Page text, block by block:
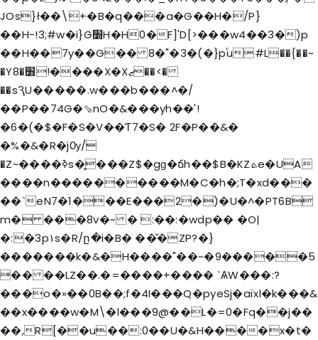
JOs}ł��\+�B�q���a�G��H�/P}
��H-!3;#w�i}G׽H�H0�F]'D[>���w4��3�)p
��H��7y��G�� 8�"�3�(�}p֕u#L��{��~
�Y8�׽!����X�Xޒ��<�
��sԆU�����.w���b���^�/
��P��74G�⬂nO�&���yh��'!
�6�(�$�F�S�V��Ƭ7�S� 2F�P��&�
�%�&�R�jѸ/
�Z~����ߢs�̥���Z$�gɡ�ճh��$B�KZܬe�UA
����n����������M�C�h�;T�xd���
��`eN7�1���E���2�)�U�^�PT6B
m� ���8v�~ � :��:�wdp�� �O|
�:�3p۱s�R/ը�i�B� ��̌�ZP?�}
�������k�&�H����"��~�9�����5
�� ��LZ��.�=����+���� `ѦW���:?
���o�»��0B��;f�4I���Q�pyeSj�aïxl�k���&
��x����w�M\�l���9@��L�=0�Fq��j��
��,R[��u��:0��U�&H����x�t�